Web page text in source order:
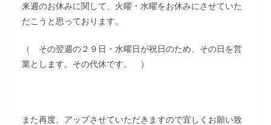
来週のお休みに関して、火曜・水曜をお休みにさせていた
だこうと思っております。
（ その翌週の２９日・水曜日が祝日のため、その日を営
業とします。その代休です。 ）
また再度、アップさせていただきますので宜しくお願い致